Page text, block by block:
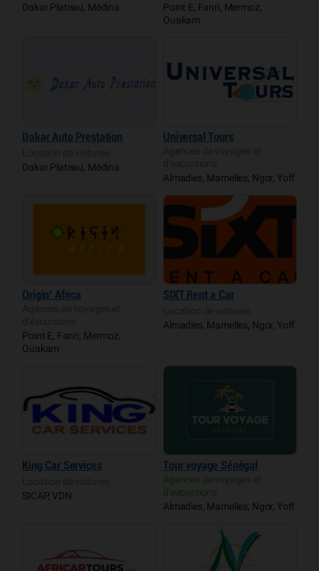
Dakar Plateau, Médina
Point E, Fann, Mermoz,
Ouakam
Dakar Auto Prestation
Location de voitures
Dakar Plateau, Médina
Universal Tours
Agences de voyages et
d’excursions
Almadies, Mamelles, Ngor, Yoff
Origin’ Africa
Agences de voyages et
d’excursions
Point E, Fann, Mermoz,
Ouakam
SIXT Rent a Car
Location de voitures
Almadies, Mamelles, Ngor, Yoff
King Car Services
Location de voitures
SICAP, VDN
Tour voyage Sénégal
Agences de voyages et
d’excursions
Almadies, Mamelles, Ngor, Yoff